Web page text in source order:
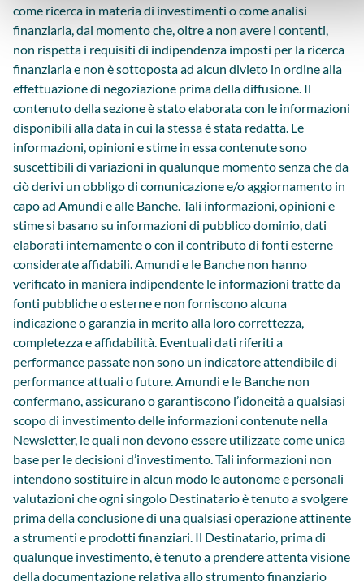
come ricerca in materia di investimenti o come analisi
finanziaria, dal momento che, oltre a non avere i contenti,
non rispetta i requisiti di indipendenza imposti per la ricerca
finanziaria e non è sottoposta ad alcun divieto in ordine alla
effettuazione di negoziazione prima della diffusione. Il
contenuto della sezione è stato elaborata con le informazioni
disponibili alla data in cui la stessa è stata redatta. Le
informazioni, opinioni e stime in essa contenute sono
suscettibili di variazioni in qualunque momento senza che da
ciò derivi un obbligo di comunicazione e/o aggiornamento in
capo ad Amundi e alle Banche. Tali informazioni, opinioni e
stime si basano su informazioni di pubblico dominio, dati
elaborati internamente o con il contributo di fonti esterne
considerate affidabili. Amundi e le Banche non hanno
verificato in maniera indipendente le informazioni tratte da
fonti pubbliche o esterne e non forniscono alcuna
indicazione o garanzia in merito alla loro correttezza,
completezza e affidabilità. Eventuali dati riferiti a
performance passate non sono un indicatore attendibile di
performance attuali o future. Amundi e le Banche non
confermano, assicurano o garantiscono l’idoneità a qualsiasi
scopo di investimento delle informazioni contenute nella
Newsletter, le quali non devono essere utilizzate come unica
base per le decisioni d’investimento. Tali informazioni non
intendono sostituire in alcun modo le autonome e personali
valutazioni che ogni singolo Destinatario è tenuto a svolgere
prima della conclusione di una qualsiasi operazione attinente
a strumenti e prodotti finanziari. Il Destinatario, prima di
qualunque investimento, è tenuto a prendere attenta visione
della documentazione relativa allo strumento finanziario